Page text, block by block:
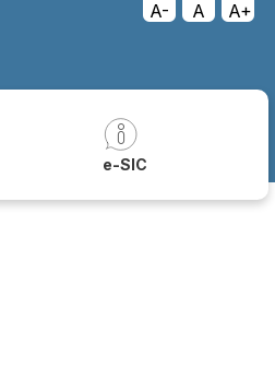
A- A
A+
e-SIC